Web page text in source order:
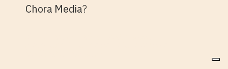
Chora Media?